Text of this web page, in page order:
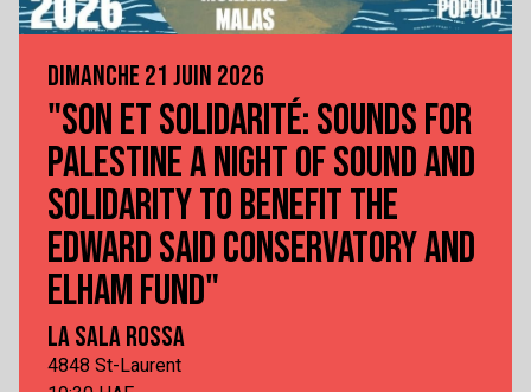
DIMANCHE 21 JUIN 2026
"SON ET SOLIDARITÉ: SOUNDS FOR
PALESTINE A NIGHT OF SOUND AND
SOLIDARITY TO BENEFIT THE
EDWARD SAID CONSERVATORY AND
ELHAM FUND"
LA SALA ROSSA
4848 St-Laurent